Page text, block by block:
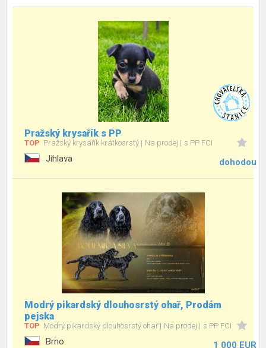
Pražský krysařík s PP
TOP Pražský krysařík krátkosrstý Na prodej s PP FCI
Jihlava dohodou
Modrý pikardský dlouhosrstý ohař, Prodám
pejska
TOP Modrý pikardský dlouhosrstý ohař Na prodej s PP FCI
Brno 1 000 EUR